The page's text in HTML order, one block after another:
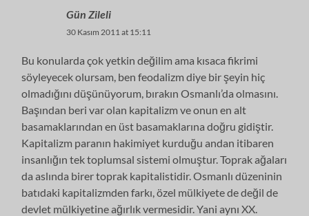
Gün Zileli
30 Kasım 2011 at 15:11
Bu konularda çok yetkin değilim ama kısaca fikrimi
söyleyecek olursam, ben feodalizm diye bir şeyin hiç
olmadığını düşünüyorum, bırakın Osmanlı’da olmasını.
Başından beri var olan kapitalizm ve onun en alt
basamaklarından en üst basamaklarına doğru gidiştir.
Kapitalizm paranın hakimiyet kurduğu andan itibaren
insanlığın tek toplumsal sistemi olmuştur. Toprak ağaları
da aslında birer toprak kapitalistidir. Osmanlı düzeninin
batıdaki kapitalizmden farkı, özel mülkiyete de değil de
devlet mülkiyetine ağırlık vermesidir. Yani aynı XX.